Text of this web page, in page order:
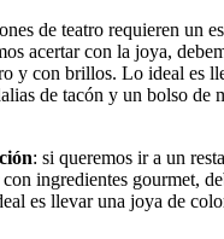
de teatro requieren un
acertar con la joya,
y con brillos. Lo ideal es
de tacón y un bolso de
: si queremos ir a un
ingredientes gourmet,
es llevar una joya de